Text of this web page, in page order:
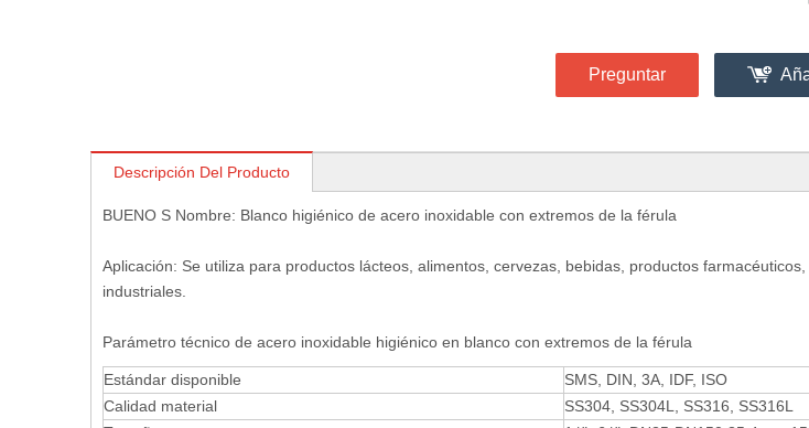
Preguntar
Descripción Del Producto
BUENO S Nombre: Blanco higiénico de acero inoxidable con extremos de la férula
Aplicación: Se utiliza para productos lácteos, alimentos, cervezas, bebidas, productos
industriales.
Parámetro técnico de acero inoxidable higiénico en blanco con extremos de la férula
Estándar disponible
SMS, DIN, 3A, IDF, ISO
Calidad material
SS304, SS304L, SS316, SS316L